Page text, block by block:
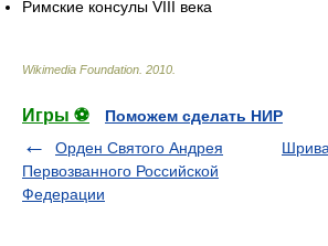
Римские консулы VIII века
Wikimedia Foundation 2010
Игры ⚽
Поможем сделать НИР
Орден Святого Андрея
Первозванного Российской
Федерации